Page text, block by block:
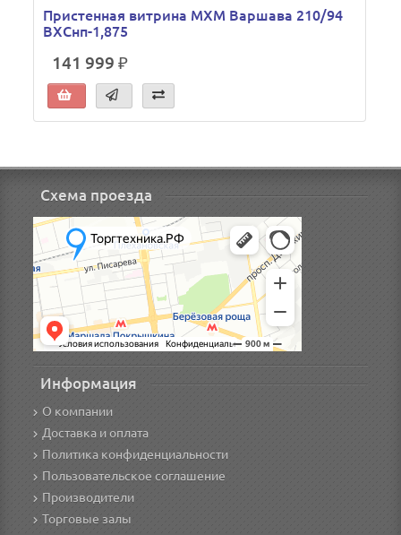
Пристенная витрина МХМ Варшава 210/94
ВХСнп-1,875
141 999 ₽
Схема проезда
Информация
О компании
Доставка и оплата
Политика конфиденциальности
Пользовательское соглашение
Производители
Торговые залы